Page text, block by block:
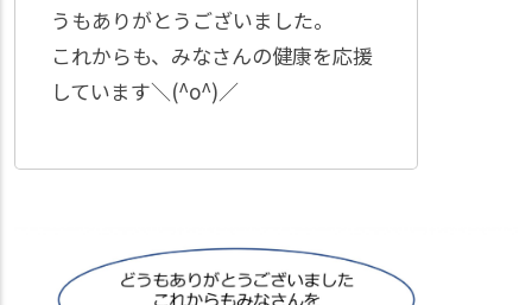
うもありがとうございました。
これからも、みなさんの健康を応援
しています＼(^o^)／